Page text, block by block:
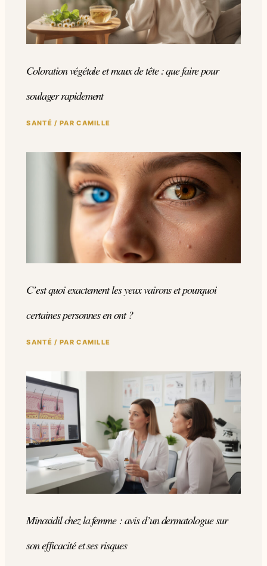
Coloration végétale et maux de tête : que faire pour
soulager rapidement
SANTÉ / PARCAMILLE
C’est quoi exactement les yeux vairons et pourquoi
certaines personnes en ont ?
SANTÉ / PARCAMILLE
Minoxidil chez la femme : avis d’un dermatologue sur
son efficacité et ses risques